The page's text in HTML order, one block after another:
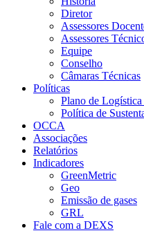
Diretor
Assessores
Assessores
Equipe
Conselho
Câmaras Técnicas
Políticas
Plano de Logística
Política de
OCCA
Associações
Relatórios
Indicadores
GreenMetric
Geo
Emissão de gases
GRL
Fale com a DEXS